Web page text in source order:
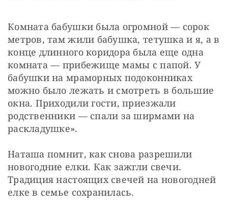
Комната бабушки была огромной — сорок
метров, там жили бабушка, тетушка и я, а в
конце длинного коридора была еще одна
комната — прибежище мамы с папой. У
бабушки на мраморных подоконниках
можно было лежать и смотреть в большие
окна. Приходили гости, приезжали
родственники — спали за ширмами на
раскладушке».
Наташа помнит, как снова разрешили
новогодние елки. Как зажгли свечи.
Традиция настоящих свечей на новогодней
елке в семье сохранилась.